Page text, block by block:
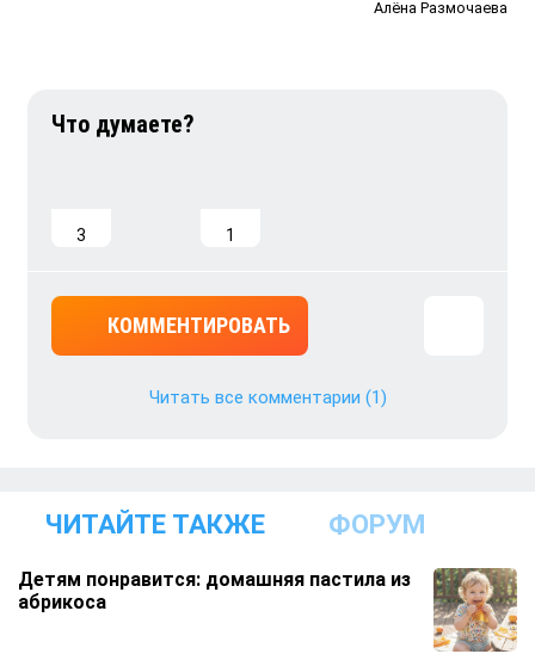
Алёна Размочаева
3 1
КОММЕНТИРОВАТЬ
Читать все комментарии (1)
ЧИТАЙТЕ ТАКЖЕ ФОРУМ
Детям понравится: домашняя пастила из
абрикоса